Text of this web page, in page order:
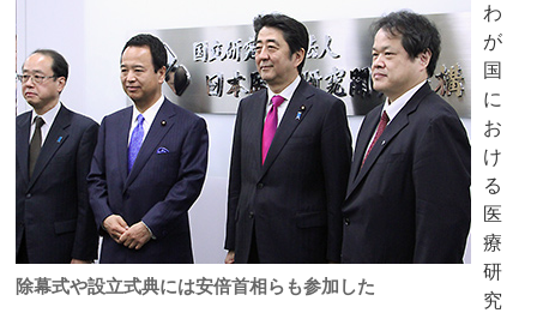
除幕式や設立式典には安倍首相らも参加した
わ
が
国
に
お
け
る
医
療
研
究